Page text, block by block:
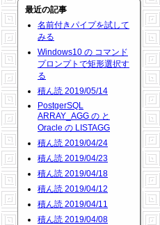
最近の記事
名前付きパイプを試して
みる
Windows10 の コマンド
プロンプトで矩形選択す
る
積ん読 2019/05/14
PostgerSQL
ARRAY_AGG の と
Oracle の LISTAGG
積ん読 2019/04/24
積ん読 2019/04/23
積ん読 2019/04/18
積ん読 2019/04/12
積ん読 2019/04/11
積ん読 2019/04/08